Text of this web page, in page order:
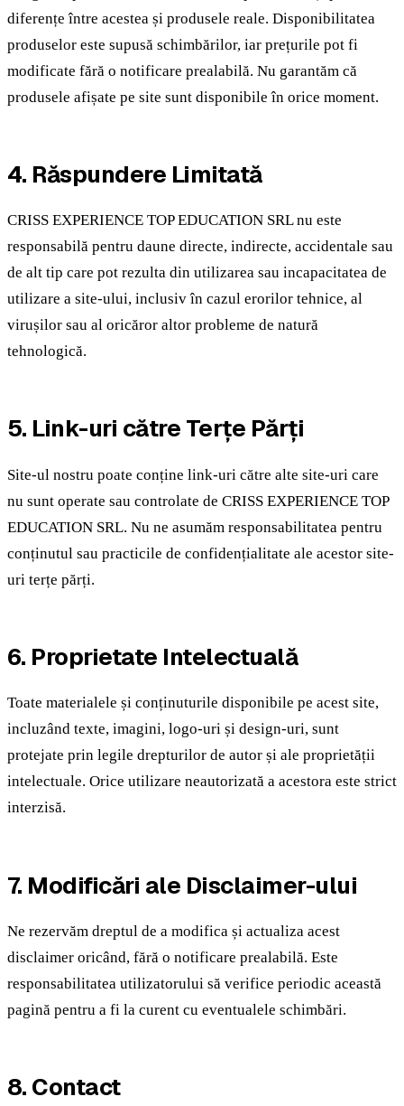
diferențe între acestea și produsele reale. Disponibilitatea
produselor este supusă schimbărilor, iar prețurile pot fi
modificate fără o notificare prealabilă. Nu garantăm că
produsele afișate pe site sunt disponibile în orice moment.
4. Răspundere Limitată
CRISS EXPERIENCE TOP EDUCATION SRL nu este
responsabilă pentru daune directe, indirecte, accidentale sau
de alt tip care pot rezulta din utilizarea sau incapacitatea de
utilizare a site-ului, inclusiv în cazul erorilor tehnice, al
virușilor sau al oricăror altor probleme de natură
tehnologică.
5. Link-uri către Terțe Părți
Site-ul nostru poate conține link-uri către alte site-uri care
nu sunt operate sau controlate de CRISS EXPERIENCE TOP
EDUCATION SRL. Nu ne asumăm responsabilitatea pentru
conținutul sau practicile de confidențialitate ale acestor site-
uri terțe părți.
6. Proprietate Intelectuală
Toate materialele și conținuturile disponibile pe acest site,
incluzând texte, imagini, logo-uri și design-uri, sunt
protejate prin legile drepturilor de autor și ale proprietății
intelectuale. Orice utilizare neautorizată a acestora este strict
interzisă.
7. Modificări ale Disclaimer-ului
Ne rezervăm dreptul de a modifica și actualiza acest
disclaimer oricând, fără o notificare prealabilă. Este
responsabilitatea utilizatorului să verifice periodic această
pagină pentru a fi la curent cu eventualele schimbări.
8. Contact